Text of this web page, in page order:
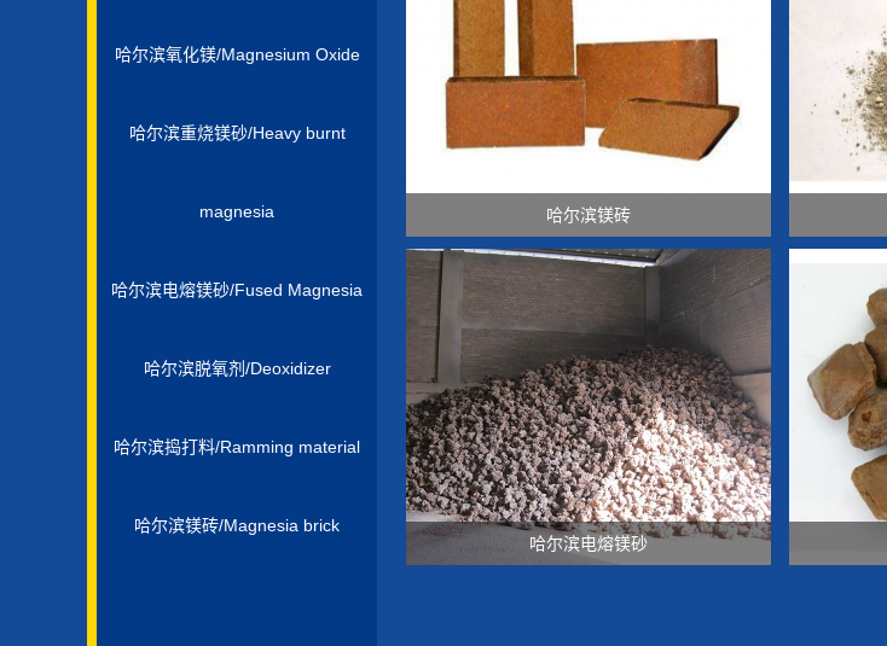
哈尔滨氧化镁/Magnesium Oxide
哈尔滨重烧镁砂/Heavy burnt
magnesia
哈尔滨电熔镁砂/Fused Magnesia
哈尔滨脱氧剂/Deoxidizer
哈尔滨捣打料/Ramming material
哈尔滨镁砖/Magnesia brick
哈尔滨镁砖
哈尔滨电熔镁砂